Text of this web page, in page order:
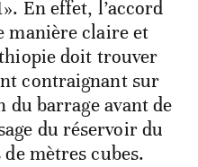
En effet, l’accord
manière claire et
doit trouver
contraignant sur
du barrage avant de
du réservoir du
mètres cubes.